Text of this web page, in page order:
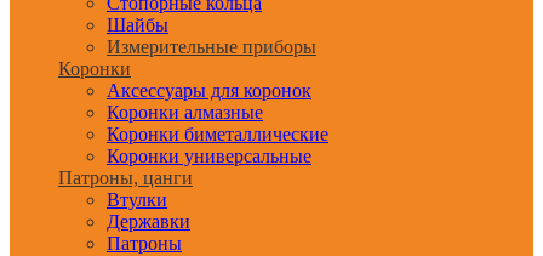
Шайбы
Измерительные приборы
Коронки
Аксессуары для коронок
Коронки алмазные
Коронки биметаллические
Коронки универсальные
Патроны, цанги
Втулки
Державки
Патроны